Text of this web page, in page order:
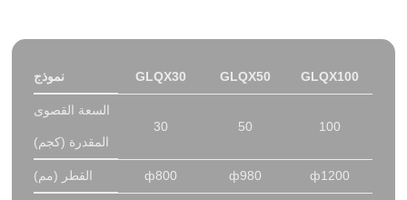
نموذج GLQX30 GLQX50 GLQX100
السعة القصوى
المقدرة (كجم)
30 50 100
القطر (مم) ф800 ф980 ф1200